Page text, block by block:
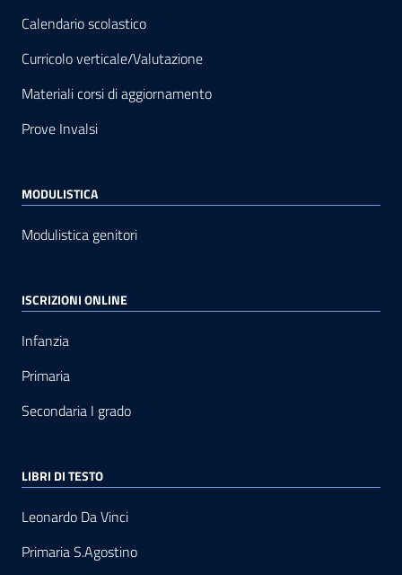
Calendario scolastico
Curricolo verticale/Valutazione
Materiali corsi di aggiornamento
Prove Invalsi
MODULISTICA
Modulistica genitori
ISCRIZIONI ONLINE
Infanzia
Primaria
Secondaria I grado
LIBRI DI TESTO
Leonardo Da Vinci
Primaria S.Agostino